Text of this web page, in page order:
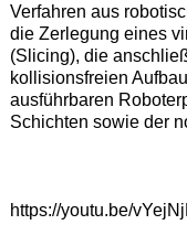
Verfahren aus
die Zerlegung eines
(Slicing), die
kollisionsfreien
ausführbaren
Schichten sowie der
https://youtu.be/